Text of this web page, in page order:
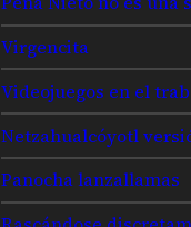
Virgencita
Videojuegos en el
Netzahualcóyotl
Panocha lanzallamas